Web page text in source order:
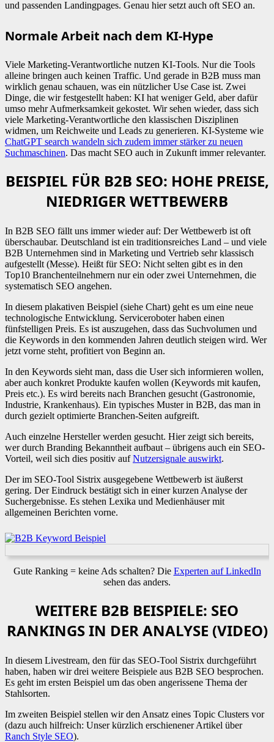
und passenden Landingpages. Genau hier setzt auch oft SEO an.
Normale Arbeit nach dem KI-Hype
Viele Marketing-Verantwortliche nutzen KI-Tools. Nur die Tools
alleine bringen auch keinen Traffic. Und gerade in B2B muss man
wirklich genau schauen, was ein nützlicher Use Case ist. Zwei
Dinge, die wir festgestellt haben: KI hat weniger Geld, aber dafür
umso mehr Aufmerksamkeit gekostet. Wir sehen wieder, dass sich
viele Marketing-Verantwortliche den klassischen Disziplinen
widmen, um Reichweite und Leads zu generieren. KI-Systeme wie
ChatGPT search wandeln sich zudem immer stärker zu neuen
Suchmaschinen. Das macht SEO auch in Zukunft immer relevanter.
BEISPIEL FÜR B2B SEO: HOHE PREISE,
NIEDRIGER WETTBEWERB
In B2B SEO fällt uns immer wieder auf: Der Wettbewerb ist oft
überschaubar. Deutschland ist ein traditionsreiches Land – und viele
B2B Unternehmen sind in Marketing und Vertrieb sehr klassisch
aufgestellt (Messe). Heißt für SEO: Nicht selten gibt es in den
Top10 Branchenteilnehmern nur ein oder zwei Unternehmen, die
systematisch SEO angehen.
In diesem plakativen Beispiel (siehe Chart) geht es um eine neue
technologische Entwicklung. Serviceroboter haben einen
fünfstelligen Preis. Es ist auszugehen, dass das Suchvolumen und
die Keywords in den kommenden Jahren deutlich steigen wird. Wer
jetzt vorne steht, profitiert von Beginn an.
In den Keywords sieht man, dass die User sich informieren wollen,
aber auch konkret Produkte kaufen wollen (Keywords mit kaufen,
Preis etc.). Es wird bereits nach Branchen gesucht (Gastronomie,
Industrie, Krankenhaus). Ein typisches Muster in B2B, das man in
durch gezielt optimierte Branchen-Seiten aufgreift.
Auch einzelne Hersteller werden gesucht. Hier zeigt sich bereits,
wer durch Branding Bekanntheit aufbaut – übrigens auch ein SEO-
Vorteil, weil sich dies positiv aufNutzersignale auswirkt.
Der im SEO-Tool Sistrix ausgegebene Wettbewerb ist äußerst
gering. Der Eindruck bestätigt sich in einer kurzen Analyse der
Suchergebnisse. Es stehen Lexika und Medienhäuser mit
allgemeinen Berichten vorne.
Gute Ranking = keine Ads schalten? Die Experten auf LinkedIn
sehen das anders.
WEITERE B2B BEISPIELE: SEO
RANKINGS IN DER ANALYSE (VIDEO)
In diesem Livestream, den für das SEO-Tool Sistrix durchgeführt
haben, haben wir drei weitere Beispiele aus B2B SEO besprochen.
Es geht im ersten Beispiel um das oben angerissene Thema der
Stahlsorten.
Im zweiten Beispiel stellen wir den Ansatz eines Topic Clusters vor
(dazu auch hilfreich: Unser kürzlich erschienener Artikel über
Ranch Style SEO).